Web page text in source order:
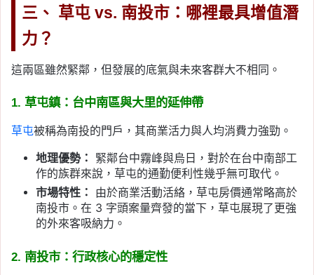
三、 草屯 vs. 南投市：哪裡最具增值潛
力？
這兩區雖然緊鄰，但發展的底氣與未來客群大不相同。
1. 草屯鎮：台中南區與大里的延伸帶
草屯被稱為南投的門戶，其商業活力與人均消費力強勁。
地理優勢： 緊鄰台中霧峰與烏日，對於在台中南部工
作的族群來說，草屯的通勤便利性幾乎無可取代。
市場特性： 由於商業活動活絡，草屯房價通常略高於
南投市。在 3 字頭案量齊發的當下，草屯展現了更強
的外來客吸納力。
2. 南投市：行政核心的穩定性